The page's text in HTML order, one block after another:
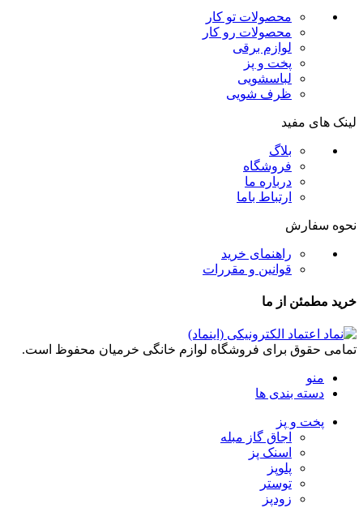
محصولات تو کار
محصولات رو کار
لوازم برقی
پخت و پز
لباسشویی
ظرف شویی
لینک های مفید
بلاگ
فروشگاه
درباره ما
ارتباط باما
نحوه سفارش
راهنمای خرید
قوانین و مقررات
خرید مطمئن از ما
تمامی حقوق برای فروشگاه لوازم خانگی خرمیان محفوظ است.
منو
دسته بندی ها
پخت و پز
اجاق گاز مبله
اسنک پز
پلوپز
توستر
زودپز